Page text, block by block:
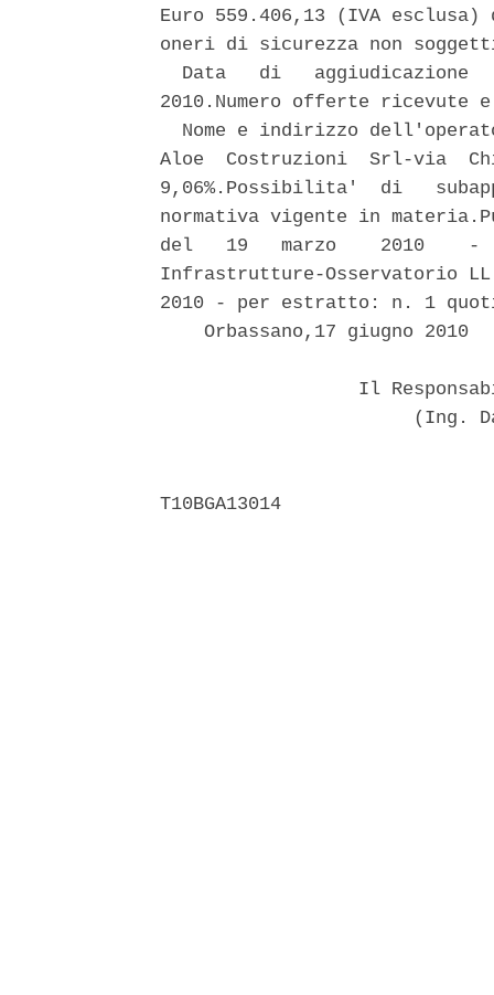
Euro 559.406,13 (IVA
oneri di sicurezza non
Data   di   aggiudicazione
2010.Numero offerte
Nome e indirizzo
Aloe  Costruzioni  Srl-via
9,06%.Possibilita'  di
normativa vigente in
del   19   marzo    2010
Infrastrutture-Osservatorio LL
2010 - per estratto: n. 1
    Orbassano,17 giugno 2010
Il
(Ing.